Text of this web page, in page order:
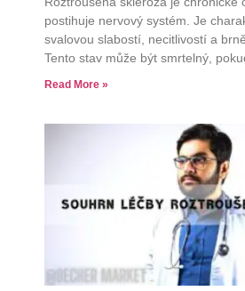
postihuje nervový systém. Je
svalovou slabostí, necitlivostí a
Tento stav může být smrtelný,
Read More »